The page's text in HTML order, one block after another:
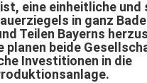
eine einheitliche und
in ganz
Teilen Bayerns
planen beide
Investitionen in die